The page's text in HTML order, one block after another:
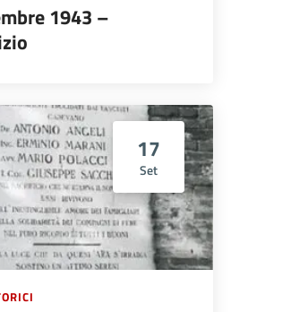
1943 –
17
Set